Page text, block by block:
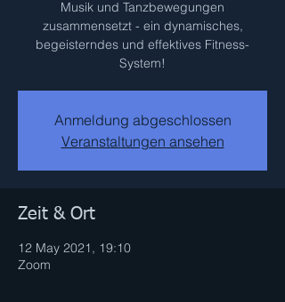
Musik und Tanzbewegungen
zusammensetzt - ein dynamisches,
begeisterndes und effektives Fitness-
System!
Anmeldung abgeschlossen
Veranstaltungen ansehen
Zeit & Ort
12 May 2021, 19:10
Zoom